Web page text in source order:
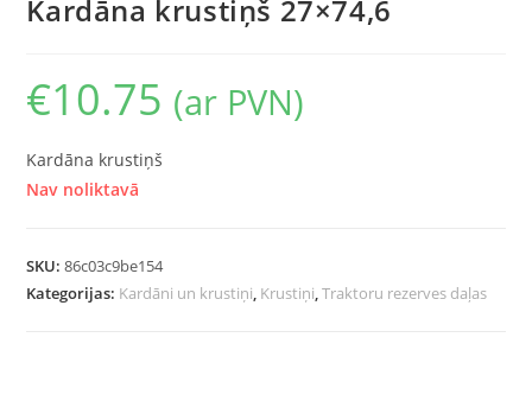
Kardāna krustiņš 27×74,6
€10.75 (ar PVN)
Kardāna krustiņš
Nav noliktavā
SKU:86c03c9be154
Kategorijas: Kardāni un krustiņi, Krustiņi,Traktoru rezerves daļas